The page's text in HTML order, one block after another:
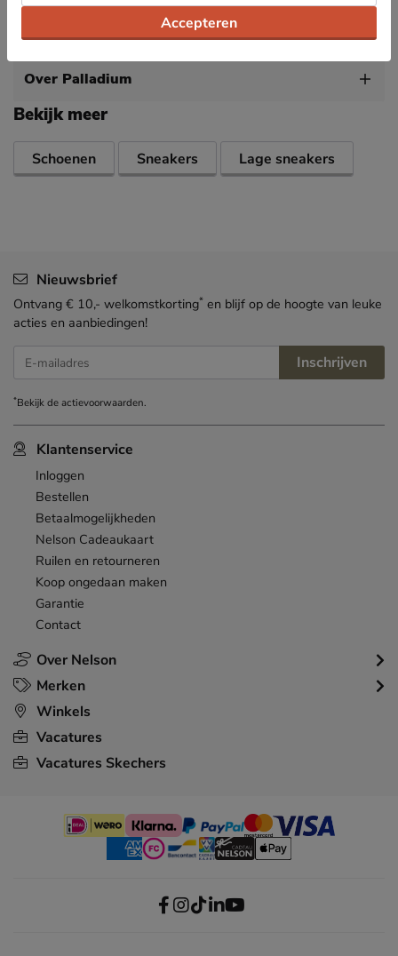
Specificaties
Over Palladium
Bekijk meer
Schoenen Sneakers Lage sneakers
Over Nelson
Klantenservice
Inloggen
Bestellen
Betaalmogelijkheden
Nelson Cadeaukaart
Ruilen en retourneren
Koop ongedaan maken
Garantie
Contact
Merken
Winkels
Vacatures
Vacatures Skechers
Nieuwsbrief
Ontvang € 10,- welkomstkorting* en blijf op de hoogte van leuke
acties en aanbiedingen!
E-mailadres Inschrijven
*Bekijk deactievoorwaarden.
Accepteren